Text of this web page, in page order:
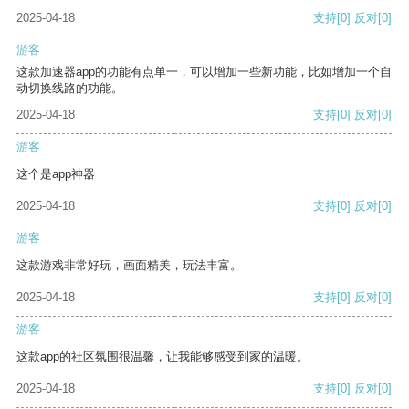
2025-04-18
支持[0] 反对[0]
游客
这款加速器app的功能有点单一，可以增加一些新功能，比如增加一个自
动切换线路的功能。
2025-04-18
支持[0] 反对[0]
游客
这个是app神器
2025-04-18 支持[0] 反对[0]
游客
这款游戏非常好玩，画面精美，玩法丰富。
2025-04-18 支持[0] 反对[0]
游客
这款app的社区氛围很温馨，让我能够感受到家的温暖。
2025-04-18 支持[0] 反对[0]